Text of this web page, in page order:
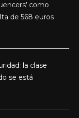
como
de 568 euros
la clase
se está